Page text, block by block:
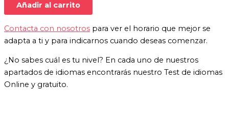
Añadir al carrito
Contacta con nosotros para ver el horario que mejor se
adapta a ti y para indicarnos cuando deseas comenzar.
¿No sabes cuál es tu nivel? En cada uno de nuestros
apartados de idiomas encontrarás nuestro Test de idiomas
Online y gratuito.